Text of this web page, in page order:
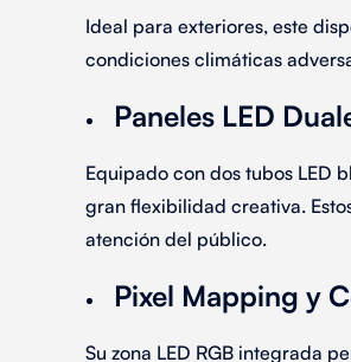
Ideal para exteriores, este
condiciones climáticas
Paneles LED
Equipado con dos tubos LED
gran flexibilidad creativa.
atención del público.
Pixel Mapping y
Su zona LED RGB integrada